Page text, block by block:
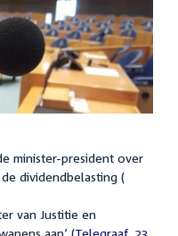
minister-president over
dividendbelasting (External
van Justitie en